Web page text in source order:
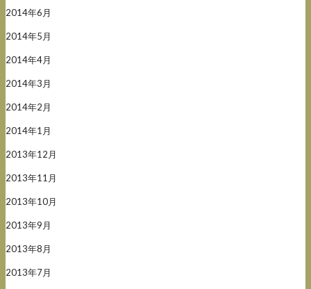
2014年6月
2014年5月
2014年4月
2014年3月
2014年2月
2014年1月
2013年12月
2013年11月
2013年10月
2013年9月
2013年8月
2013年7月